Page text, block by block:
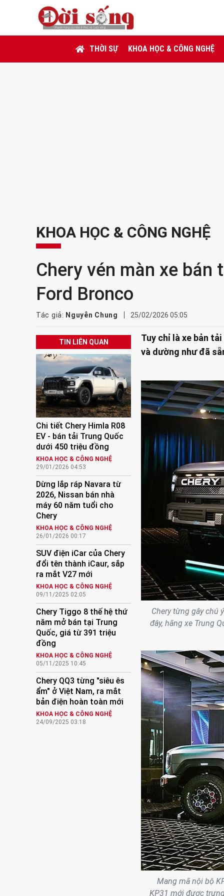
THỜI SỰ KHOA HỌC & CÔNG NGHỆ
KHOA HỌC & CÔNG NGHỆ
Chery vén màn xe
Ford Bronco
Tác giả: Nguyễn Chung 25/02/2026 05:05
TIN LIÊN QUAN
Chi tiết Chery Himla R08
EV - bán tải Trung Quốc
dưới 450 triệu đồng
KHOA HỌC & CÔNG NGHỆ
29/01/2026 04:53
Dừng lắp ráp Navara từ
2026, Nissan bán nhà
máy 60 năm tuổi cho
Chery
KHOA HỌC & CÔNG NGHỆ
26/01/2026 00:17
SUV điện iCar của Chery
đổi tên thành iCaur, sắp
ra mắt V27 mới
KHOA HỌC & CÔNG NGHỆ
09/11/2025 02:05
Chery Tiggo 8 thế hệ thứ
năm mở bán tại Trung
Quốc, giá từ 391 triệu
đồng
KHOA HỌC & CÔNG NGHỆ
05/11/2025 10:45
Chery QQ3 từng "siêu ês
ẩm" ở Việt Nam, ra mắt
bản điện hoàn toàn mới
KHOA HỌC & CÔNG NGHỆ
24/09/2025 03:18
Tuy chỉ là xe bản
và dường như đã
Chery từng gây chú
đây, hãng xe Trung
Mang mã nội bộ
KP31 mới được